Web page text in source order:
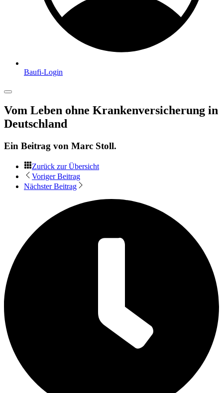
Baufi-Login
Vom Leben ohne Krankenversicherung in
Deutschland
Ein Beitrag von Marc Stoll.
Zurück zur Übersicht
Voriger Beitrag
Nächster Beitrag